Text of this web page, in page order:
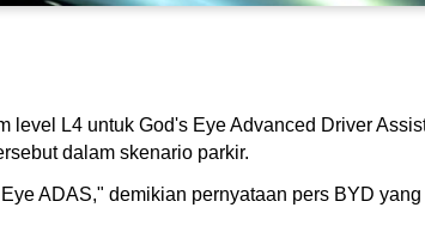
level L4 untuk God's Eye Advanced Driver
dalam skenario parkir.
ADAS," demikian pernyataan pers BYD